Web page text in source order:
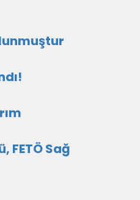
FETÖ Sağ